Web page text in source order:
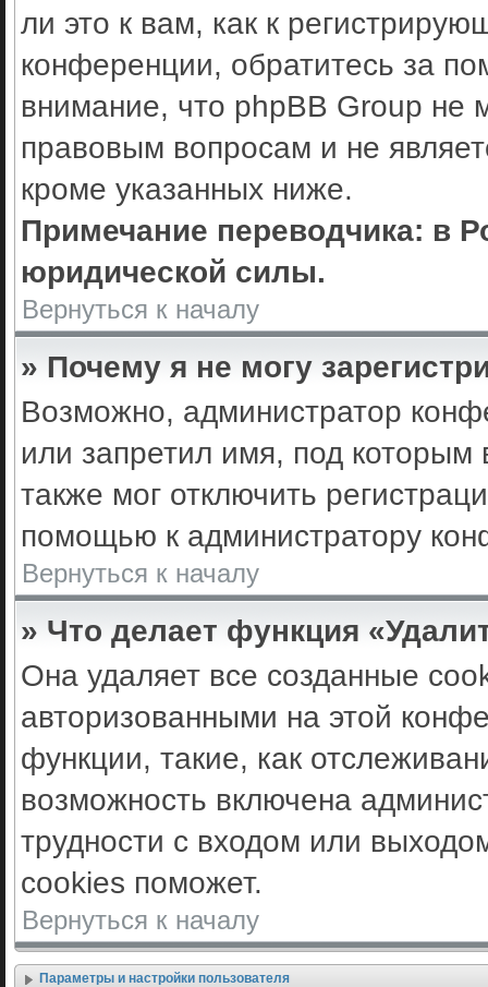
ли это к вам, как к
конференции, обратитесь за
внимание, что phpBB Group не
правовым вопросам и не
кроме указанных ниже.
Примечание переводчика: в
юридической силы.
Вернуться к началу
» Почему я не могу
Возможно, администратор
или запретил имя, под которым
также мог отключить
помощью к администратору
Вернуться к началу
» Что делает функция
Она удаляет все созданные
авторизованными на этой
функции, такие, как
возможность включена
трудности с входом или
cookies поможет.
Вернуться к началу
Параметры и настройки пользователя